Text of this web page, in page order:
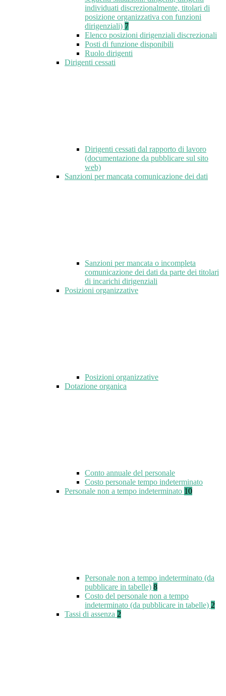
individuati discrezionalmente, titolari di
posizione organizzativa con funzioni
dirigenziali) 7
Elenco posizioni dirigenziali discrezionali
Posti di funzione disponibili
Ruolo dirigenti
Dirigenti cessati
Dirigenti cessati dal rapporto di lavoro
(documentazione da pubblicare sul sito
web)
Sanzioni per mancata comunicazione dei dati
Sanzioni per mancata o incompleta
comunicazione dei dati da parte dei titolari
di incarichi dirigenziali
Posizioni organizzative
Posizioni organizzative
Dotazione organica
Conto annuale del personale
Costo personale tempo indeterminato
Personale non a tempo indeterminato 10
Personale non a tempo indeterminato (da
pubblicare in tabelle) 8
Costo del personale non a tempo
indeterminato (da pubblicare in tabelle) 2
Tassi di assenza 2